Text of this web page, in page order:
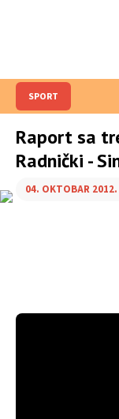
SPORT
Raport sa
Radnički -
04. OKTOBAR